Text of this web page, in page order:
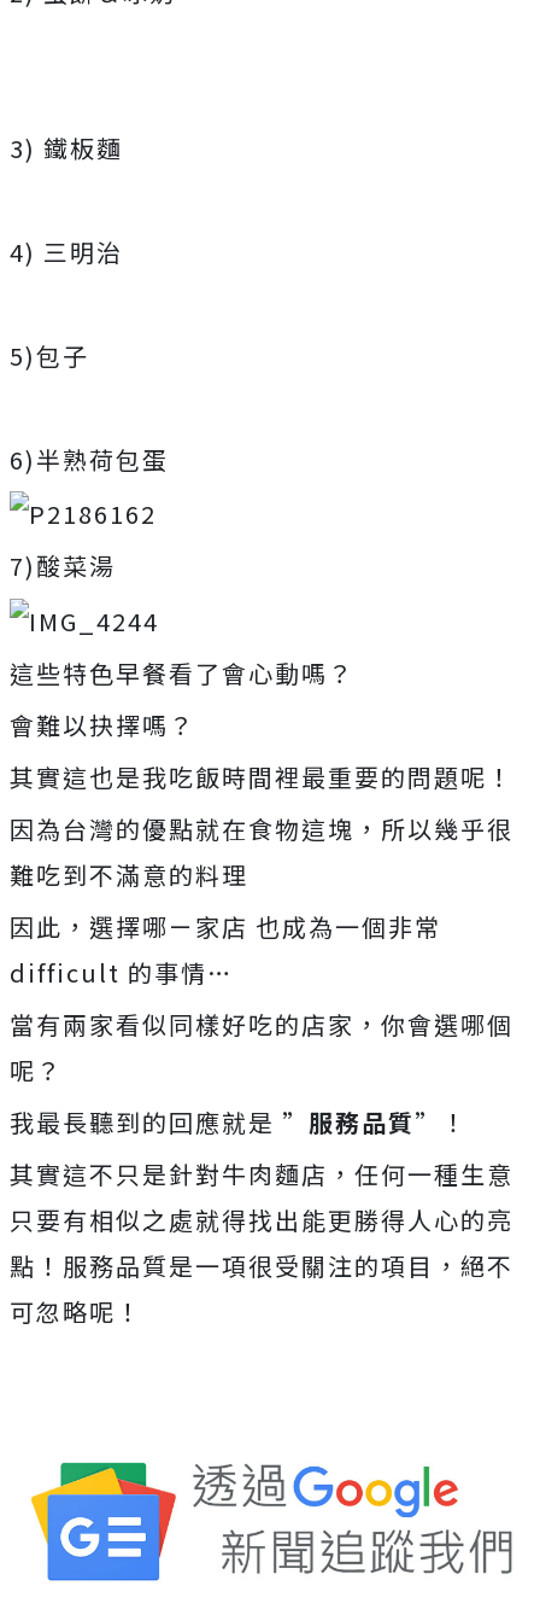
3) 鐵板麵
4) 三明治
5)包子
6)半熟荷包蛋
7)酸菜湯
這些特色早餐看了會心動嗎？
會難以抉擇嗎？
其實這也是我吃飯時間裡最重要的問題呢！
因為台灣的優點就在食物這塊，所以幾乎很
難吃到不滿意的料理
因此，選擇哪ㄧ家店 也成為一個非常
difficult 的事情…
當有兩家看似同樣好吃的店家，你會選哪個
呢？
我最長聽到的回應就是 ” 服務品質”！
其實這不只是針對牛肉麵店，任何一種生意
只要有相似之處就得找出能更勝得人心的亮
點！服務品質是一項很受關注的項目，絕不
可忽略呢！